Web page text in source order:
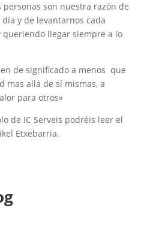
personas son nuestra razón de
y de levantarnos cada
queriendo llegar siempre a lo
de significado a menos que
mas allá de sí mismas, a
para otros»
de IC Serveis podréis leer el
Etxebarria.